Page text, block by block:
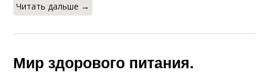
Читать дальше →
Мир здорового питания.